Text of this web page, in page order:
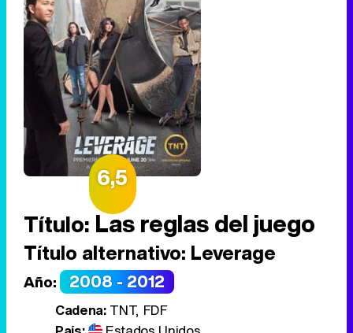
6,5
Título: Las reglas del juego
Título alternativo: Leverage
Año: 2008 - 2012
Cadena:TNT, FDF